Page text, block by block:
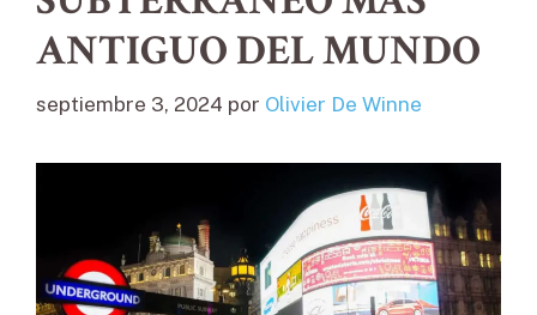
ANTIGUO DEL MUNDO
septiembre 3, 2024 por Olivier De Winne